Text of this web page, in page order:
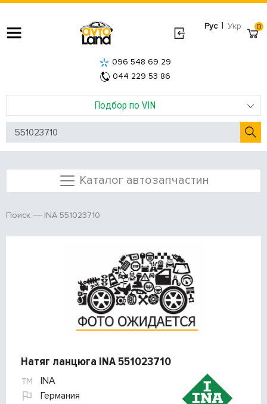
Рус | Укр
Подбор по VIN
096 548 69 29
044 229 53 86
0
Каталог автозапчастин
Поиск INA 551023710
Натяг ланцюга INA 551023710
INA
Германия